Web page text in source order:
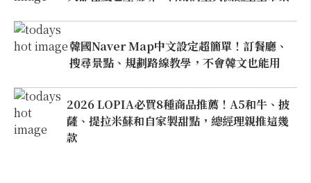
韓國Naver Map中文設定超簡單！訂餐廳、
搜尋景點、規劃路線教學，不會韓文也能用
2026 LOPIA必買8種商品推薦！A5和牛、披
薩、提拉米蘇和自家製甜點，總經理親推這幾
款